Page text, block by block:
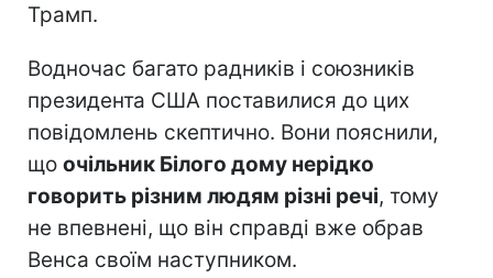
Трамп.
Водночас багато радників і союзників
президента США поставилися до цих
повідомлень скептично. Вони пояснили,
що очільник Білого дому нерідко
говорить різним людям різні речі, тому
не впевнені, що він справді вже обрав
Венса своїм наступником.